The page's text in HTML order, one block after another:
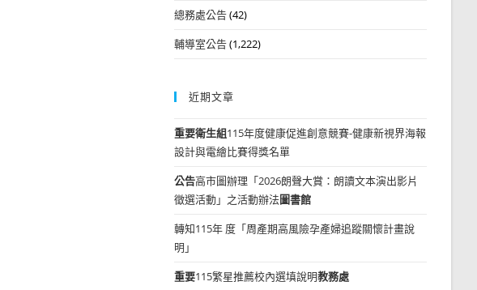
總務處公告(42)
輔導室公告(1,222)
近期文章
重要衛生組115年度健康促進創意競賽-健康新視界海報
設計與電繪比賽得獎名單
公告高市圖辦理「2026朗聲大賞：朗讀文本演出影片
徵選活動」之活動辦法圖書館
轉知115年 度「周產期高風險孕產婦追蹤關懷計畫說
明」
重要115繁星推薦校內選填說明教務處